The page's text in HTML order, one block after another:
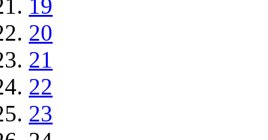
19
20
21
22
23